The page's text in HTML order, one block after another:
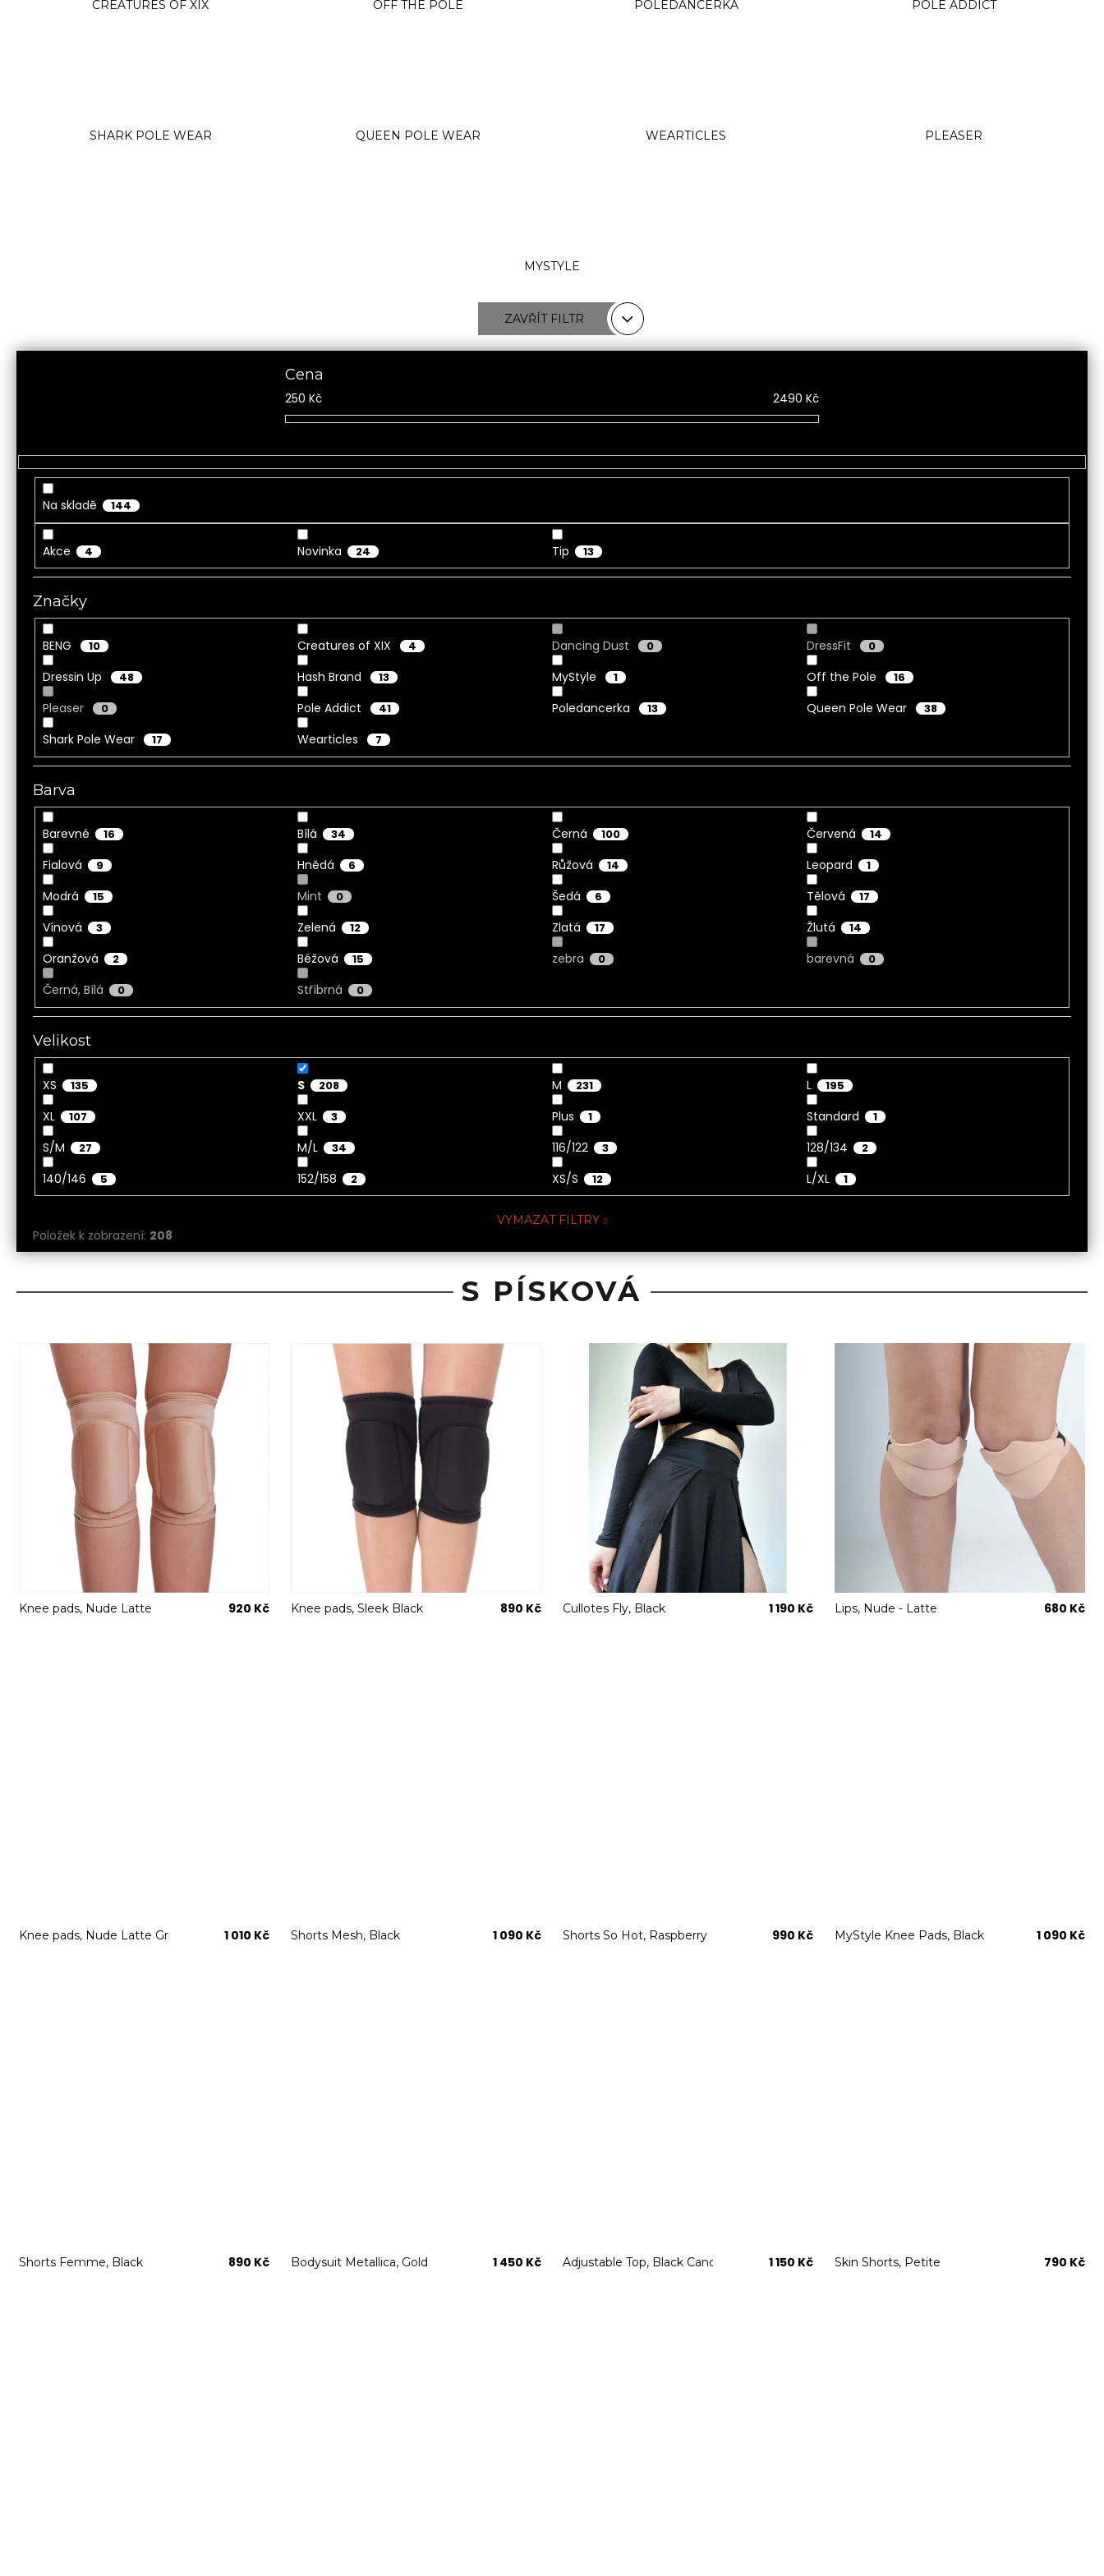
CREATURES OF XIX OFF THE POLE POLEDANCERKA POLE ADDICT
SHARK POLE WEAR QUEEN POLE WEAR WEARTICLES PLEASER
MYSTYLE
ZAVŘÍT FILTR
Cena
250 Kč 2490 Kč
Na skladě 144
Akce 4 Novinka 24 Tip 13
Značky
BENG 10 Creatures of XIX 4 Dancing Dust 0 DressFit 0
Dressin Up 48 Hash Brand 13 MyStyle 1 Off the Pole 16
Pleaser 0 Pole Addict 41 Poledancerka 13 Queen Pole Wear 38
Shark Pole Wear 17 Wearticles 7
Barva
Barevné 16 Bílá 34 Černá 100 Červená 14
Fialová 9 Hnědá 6 Růžová 14 Leopard 1
Modrá 15 Mint 0 Šedá 6 Tělová 17
Vínová 3 Zelená 12 Zlatá 17 Žlutá 14
Oranžová 2 Béžová 15 zebra 0 barevná 0
Černá, Bílá 0 Stříbrná 0
Velikost
XS 135 S 208 M 231 L 195
XL 107 XXL 3 Plus 1 Standard 1
S/M 27 M/L 34 116/122 3 128/134 2
140/146 5 152/158 2 XS/S 12 L/XL 1
VYMAZAT FILTRY
Položek k zobrazení: 208
ý
S PÍSKOVÁ
Knee pads, Nude Latte 920 Kč Knee pads, Sleek Black 890 Kč Cullotes Fly, Black 1 190 Kč Lips, Nude - Latte 680 Kč
Knee pads, Nude Latte Grip 1 010 Kč Shorts Mesh, Black 1 090 Kč Shorts So Hot, Raspberry 990 Kč MyStyle Knee Pads, Black 1 090 Kč
Shorts Femme, Black 890 Kč Bodysuit Metallica, Gold 1 450 Kč Adjustable Top, Black Candy 1 150 Kč Skin Shorts, Petite 790 Kč